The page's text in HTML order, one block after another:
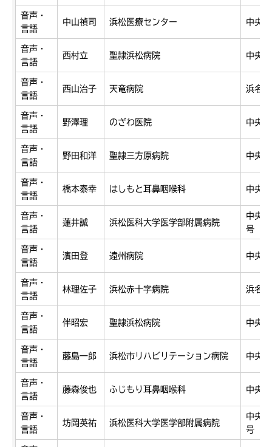
音声・
言語
中山禎司 浜松医療センター 中央
音声・
言語
西村立 聖隷浜松病院 中央
音声・
言語
西山治子 天竜病院 浜名
音声・
言語
野澤理 のざわ医院 中央
音声・
言語
野田和洋 聖隷三方原病院 中央
音声・
言語
橋本泰幸 はしもと耳鼻咽喉科 中央
音声・
言語
蓮井誠 浜松医科大学医学部附属病院
中央
号
音声・
言語
濱田登 遠州病院 中央
音声・
言語
林理佐子 浜松赤十字病院 浜名
音声・
言語
伴昭宏 聖隷浜松病院 中央
音声・
言語
藤島一郎 浜松市リハビリテーション病院 中央
音声・
言語
藤森俊也 ふじもり耳鼻咽喉科 中央
音声・
言語
坊岡英祐 浜松医科大学医学部附属病院
中央
号